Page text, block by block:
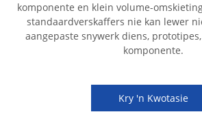
komponente en klein volume-
standaardverskaffers nie kan lewer
aangepaste snywerk diens,
komponente.
Kry 'n Kwotasie